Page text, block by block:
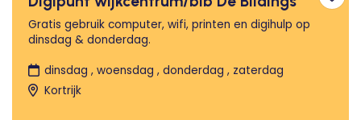
Gratis gebruik computer, wifi, printen en digihulp op
dinsdag & donderdag.
dinsdag , woensdag , donderdag , zaterdag
Kortrijk